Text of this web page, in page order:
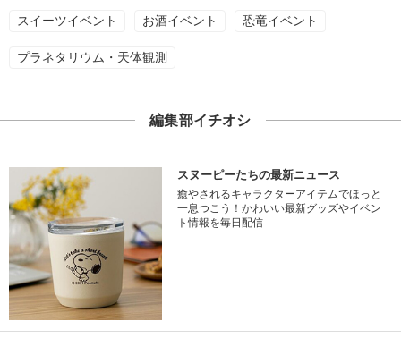
スイーツイベント お酒イベント 恐竜イベント
プラネタリウム・天体観測
編集部イチオシ
スヌーピーたちの最新ニュース
癒やされるキャラクターアイテムでほっと
一息つこう！かわいい最新グッズやイベン
ト情報を毎日配信